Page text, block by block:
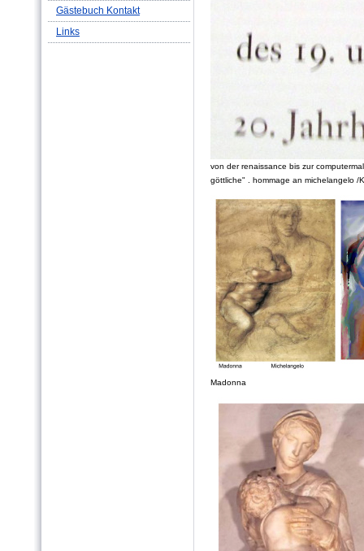
Gästebuch Kontakt
Links
von der renaissance bis zur
göttliche" . hommage an michelangelo /
Madonna